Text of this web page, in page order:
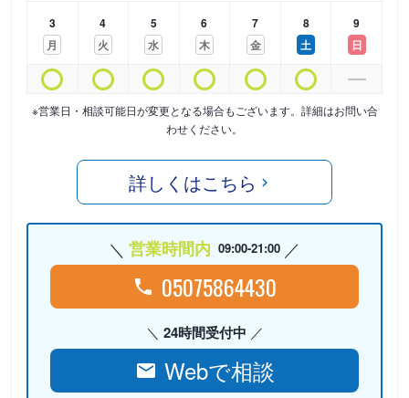
3
月
4
火
5
水
6
木
7
金
8
土
9
日
※営業日・相談可能日が変更となる場合もございます。詳細はお問い合
わせください。
詳しくはこちら
営業時間内 09:00-21:00
05075864430
24時間受付中
Webで相談